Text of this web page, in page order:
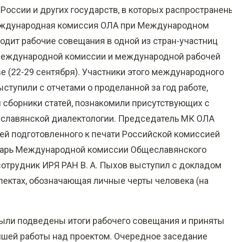
и других государств, в которых
комиссия ОЛА при Международном
рабочие совещания в одной из стран-участниц
комиссии и международной рабочей
29 сентября). Участники этого международного
с отчетами о проделанной за год работе,
статей, познакомили присутствующих с
диалектологии. Председатель МК ОЛА
подготовленного к печати Российской комиссией
Международной комиссии Общеславянского
ИРЯ РАН В. А. Пыхов выступил с докладом
обозначающая личные черты человека (на
подведены итоги рабочего совещания и приняты
работы над проектом. Очередное заседание